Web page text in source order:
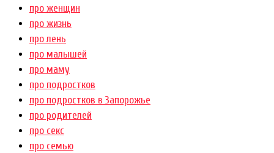
про женщин
про жизнь
про лень
про малышей
про маму
про подростков
про подростков в Запорожье
про родителей
про секс
про семью